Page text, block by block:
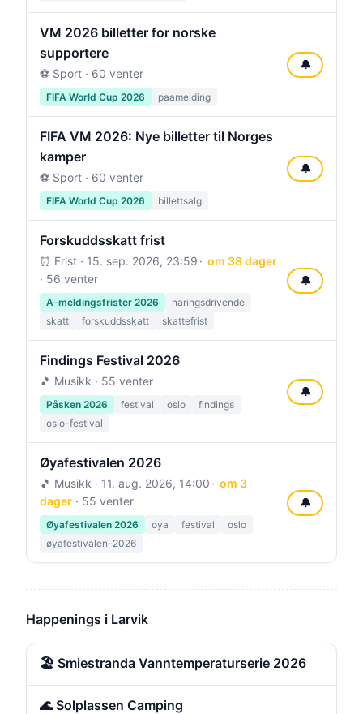
VM 2026 billetter for norske
supportere
⚽ Sport · 60 venter
FIFA World Cup 2026 paamelding
🔔
FIFA VM 2026: Nye billetter til Norges
kamper
⚽ Sport · 60 venter
FIFA World Cup 2026 billettsalg
🔔
Forskuddsskatt frist
⏰ Frist · 15. sep. 2026, 23:59
om 38 dager
· 56 venter
A-meldingsfrister 2026
naringsdrivende
skatt
forskuddsskatt skattefrist
🔔
Findings Festival 2026
🎵 Musikk · 55 venter
Påsken 2026 festival oslo
findings
oslo-festival
🔔
Øyafestivalen 2026
🎵 Musikk · 11. aug. 2026, 14:00
om 3
dager · 55 venter
Øyafestivalen 2026 oya festival
oslo
øyafestivalen-2026
🔔
Happenings i Larvik
🏖️ Smiestranda Vanntemperaturserie 2026
🌊 Solplassen Camping